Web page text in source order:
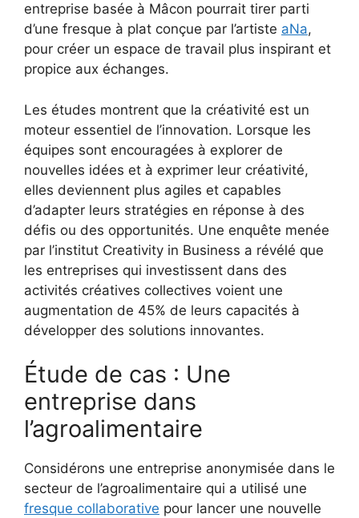
entreprise basée à Mâcon pourrait tirer parti
d’une fresque à plat conçue par l’artiste aNa,
pour créer un espace de travail plus inspirant et
propice aux échanges.
Les études montrent que la créativité est un
moteur essentiel de l’innovation. Lorsque les
équipes sont encouragées à explorer de
nouvelles idées et à exprimer leur créativité,
elles deviennent plus agiles et capables
d’adapter leurs stratégies en réponse à des
défis ou des opportunités. Une enquête menée
par l’institut Creativity in Business a révélé que
les entreprises qui investissent dans des
activités créatives collectives voient une
augmentation de 45% de leurs capacités à
développer des solutions innovantes.
Étude de cas : Une
entreprise dans
l’agroalimentaire
Considérons une entreprise anonymisée dans le
secteur de l’agroalimentaire qui a utilisé une
fresque collaborative pour lancer une nouvelle